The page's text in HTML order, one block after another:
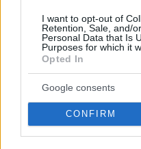
I want to opt-out of
Retention, Sale, and/
Personal Data that Is
Purposes for which it
Opted In
Google consents
CONFIRM
συγκεκριμένη εταιρία
συμβολαιογραφική
πλέον στρεμμάτων στη
όπου λειτουργούσαν
Ταμείου Υγείας